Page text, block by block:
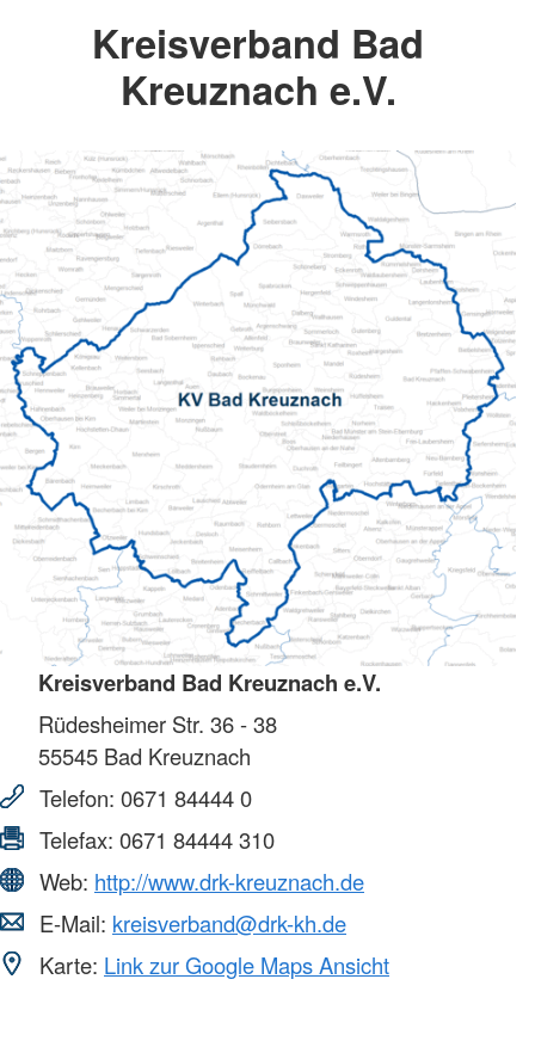
Kreisverband Bad
Kreuznach e.V.
Kreisverband Bad Kreuznach e.V.
Rüdesheimer Str. 36 - 38
55545 Bad Kreuznach
Telefon: 0671 84444 0
Telefax: 0671 84444 310
Web: http://www.drk-kreuznach.de
E-Mail: kreisverband@drk-kh.de
Karte: Link zur Google Maps Ansicht